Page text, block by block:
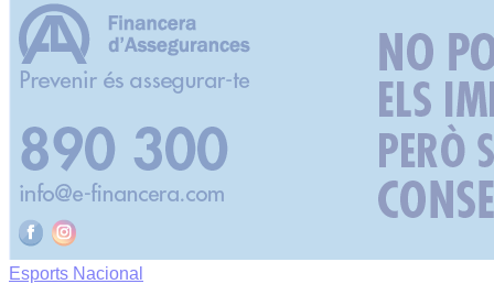
Esports Nacional